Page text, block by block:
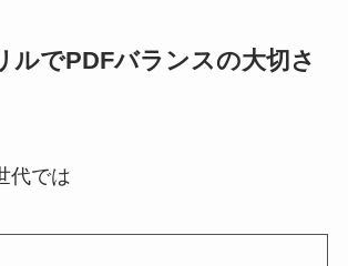
ルでPDFバランスの大切さ
代では